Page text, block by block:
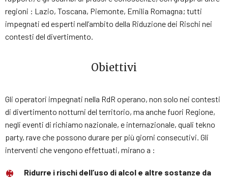
regioni : Lazio, Toscana, Piemonte, Emilia Romagna; tutti
impegnati ed esperti nell’ambito della Riduzione dei Rischi nei
contesti del divertimento.
Obiettivi
Gli operatori impegnati nella RdR operano, non solo nei contesti
di divertimento notturni del territorio, ma anche fuori Regione,
negli eventi di richiamo nazionale, e internazionale, quali tekno
party, rave che possono durare per più giorni consecutivi. Gli
interventi che vengono effettuati, mirano a :
Ridurre i rischi dell’uso di alcol e altre sostanze da